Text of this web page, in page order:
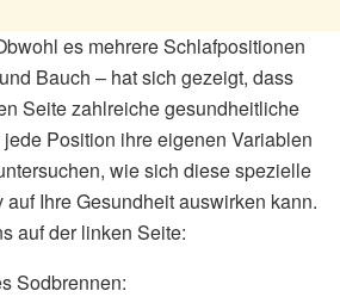
es mehrere Schlafpositionen
Bauch – hat sich gezeigt, dass
Seite zahlreiche gesundheitliche
Position ihre eigenen Variablen
wie sich diese spezielle
Ihre Gesundheit auswirken kann.
auf der linken Seite:
Sodbrennen: